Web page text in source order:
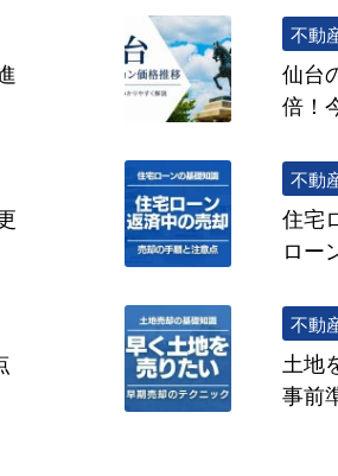
不動
仙台
倍！
不動
住宅
ロー
不動
土地
事前